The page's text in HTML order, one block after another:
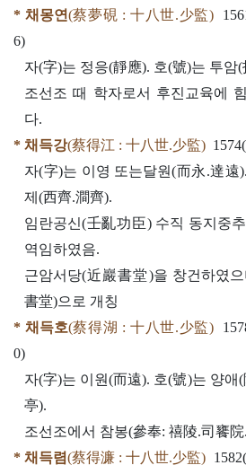
* 채몽연(蔡夢硯 : 十八世.少監)
6)
자(字)는 정응(靜應). 호(號)는 투암(
조선조 때 학자로서 후진교육에
다.
* 채득강(蔡得江 : 十八世.少監)
자(字)는 이영 또는달원(而永.達遠
제(西齊.澗齊).
임란공신(壬亂功臣) 수직 동지중
역임하였음.
근암서당(近巖書堂)을 창건하였
書堂)으로 개칭
* 채득호(蔡得湖 : 十八世.少監)
0)
자(字)는 이원(而遠). 호(號)는 양애
亭).
조선조에서 참봉(參奉: 禧陵.司饔
* 채득렴(蔡得濂 : 十八世.少監)